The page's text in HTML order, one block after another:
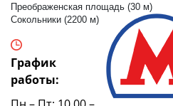
Преображенская площадь (30 м)
Сокольники (2200 м)
График
работы: